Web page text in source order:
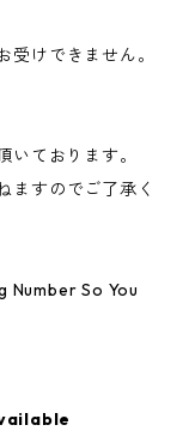
けできません。
ております。
ますのでご了承く
Number So You